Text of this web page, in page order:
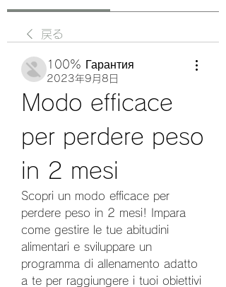
戻る
100% Гарантия
2023年9月8日
Modo efficace
per perdere peso
in 2 mesi
Scopri un modo efficace per
perdere peso in 2 mesi! Impara
come gestire le tue abitudini
alimentari e sviluppare un
programma di allenamento adatto
a te per raggiungere i tuoi obiettivi